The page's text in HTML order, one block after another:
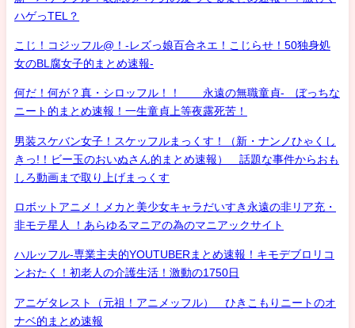
ハゲっTEL？
こじ！コジッフル@！-レズっ娘百合ネエ！こじらせ！50独身処
女のBL腐女子的まとめ速報-
何だ！何が？真・シロッフル！！ 永遠の無職童貞- ぼっちな
ニート的まとめ速報！一生童貞上等夜露死苦！
男装スケバン女子！スケッフルまっくす！（新・ナンノひゃくし
きっ!！ビー玉のおいぬさん的まとめ速報） 話題な事件からおも
しろ動画まで取り上げまっくす
ロボットアニメ！メカと美少女キャラだいすき永遠の非リア充・
非モテ星人 ！あらゆるマニアの為のマニアックサイト
ハルッフル-専業主夫的YOUTUBERまとめ速報！キモデブロリコ
ンおたく！初老人の介護生活！激動の1750日
アニゲタレスト（元祖！アニメッフル） ひきこもりニートのオ
ナベ的まとめ速報